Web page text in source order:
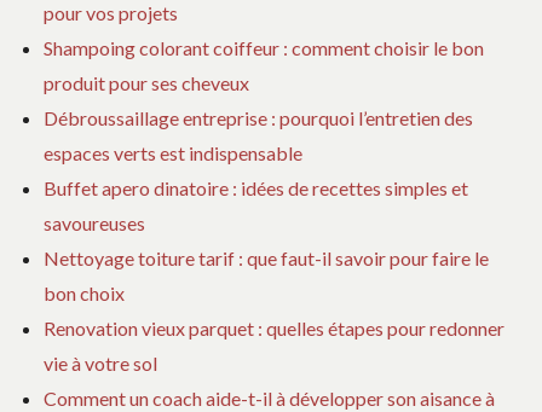
pour vos projets
Shampoing colorant coiffeur : comment choisir le bon
produit pour ses cheveux
Débroussaillage entreprise : pourquoi l’entretien des
espaces verts est indispensable
Buffet apero dinatoire : idées de recettes simples et
savoureuses
Nettoyage toiture tarif : que faut-il savoir pour faire le
bon choix
Renovation vieux parquet : quelles étapes pour redonner
vie à votre sol
Comment un coach aide-t-il à développer son aisance à